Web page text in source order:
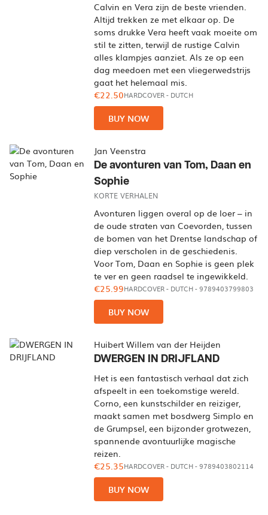
Calvin en Vera zijn de beste vrienden.
Altijd trekken ze met elkaar op. De
soms drukke Vera heeft vaak moeite om
stil te zitten, terwijl de rustige Calvin
alles klampjes aanziet. Als ze op een
dag meedoen met een vliegerwedstrijs
gaat het helemaal mis.
€22.50HARDCOVER- DUTCH
BUY NOW
Jan Veenstra
De avonturen van Tom, Daan en
Sophie
KORTE VERHALEN
Avonturen liggen overal op de loer – in
de oude straten van Coevorden, tussen
de bomen van het Drentse landschap of
diep verscholen in de geschiedenis.
Voor Tom, Daan en Sophie is geen plek
te ver en geen raadsel te ingewikkeld.
€25.99HARDCOVER- DUTCH- 9789403799803
BUY NOW
Huibert Willem van der Heijden
DWERGEN IN DRIJFLAND
Het is een fantastisch verhaal dat zich
afspeelt in een toekomstige wereld.
Corno, een kunstschilder en reiziger,
maakt samen met bosdwerg Simplo en
de Grumpsel, een bijzonder grotwezen,
spannende avontuurlijke magische
reizen.
€25.35HARDCOVER- DUTCH- 9789403802114
BUY NOW